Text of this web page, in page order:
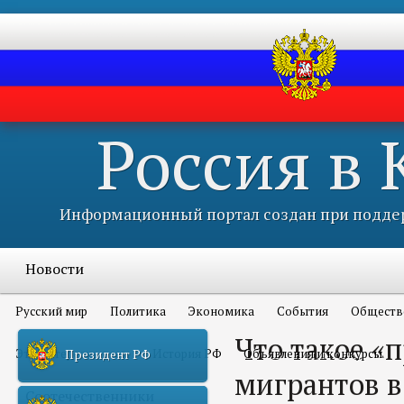
Россия в
Информационный портал создан при
Новости
Русский мир Политика Экономика События
Это интересно всем История РФ Объявления и конкурсы
Соотечественники
Президент РФ
Что такое
мигрантов